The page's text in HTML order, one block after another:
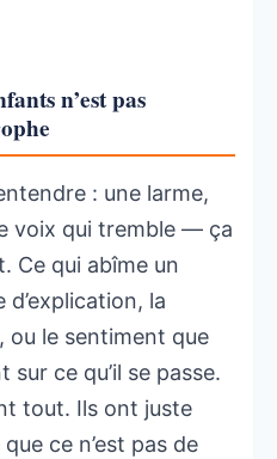
n’est pas
: une larme,
voix qui tremble — ça
Ce qui abîme un
d’explication, la
ou le sentiment que
ce qu’il se passe.
tout. Ils ont juste
ce n’est pas de